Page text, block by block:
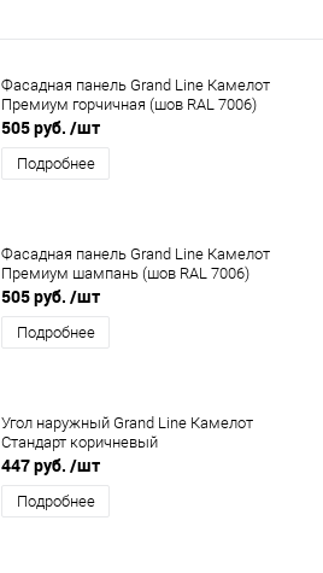
Фасадная панель Grand Line Камелот
Премиум горчичная (шов RAL 7006)
505 руб. /шт
Подробнее
Фасадная панель Grand Line Камелот
Премиум шампань (шов RAL 7006)
505 руб. /шт
Подробнее
Угол наружный Grand Line Камелот
Стандарт коричневый
447 руб. /шт
Подробнее